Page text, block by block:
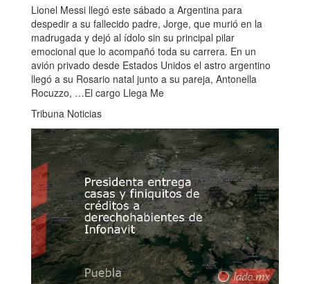
Lionel Messi llegó este sábado a Argentina para
despedir a su fallecido padre, Jorge, que murió en la
madrugada y dejó al ídolo sin su principal pilar
emocional que lo acompañó toda su carrera. En un
avión privado desde Estados Unidos el astro argentino
llegó a su Rosario natal junto a su pareja, Antonella
Rocuzzo, …El cargo Llega Me
Tribuna Noticias